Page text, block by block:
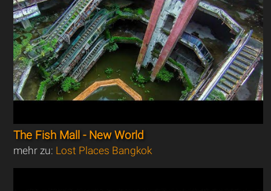
The Fish Mall - New World
mehr zu: Lost Places Bangkok